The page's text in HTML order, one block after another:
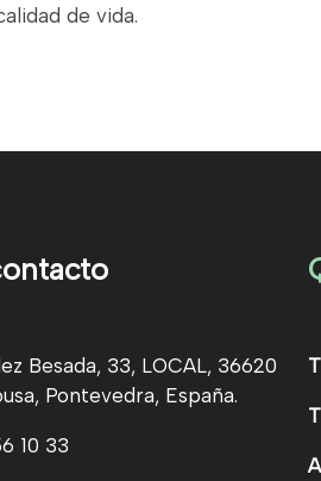
de vida.
Besada, 33, LOCAL, 36620
Pontevedra, España.
10 33